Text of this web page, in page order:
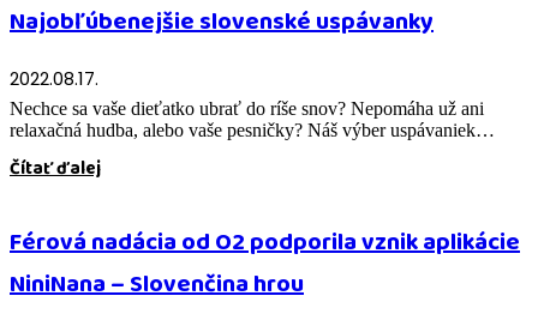
Najobľúbenejšie slovenské uspávanky
2022.08.17.
Nechce sa vaše dieťatko ubrať do ríše snov? Nepomáha už ani
relaxačná hudba, alebo vaše pesničky? Náš výber uspávaniek…
Čítať ďalej
Férová nadácia od O2 podporila vznik aplikácie
NiniNana – Slovenčina hrou